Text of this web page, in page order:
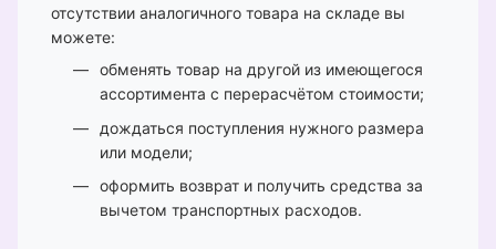
отсутствии аналогичного товара на складе вы
можете:
обменять товар на другой из имеющегося
ассортимента с перерасчётом стоимости;
дождаться поступления нужного размера
или модели;
оформить возврат и получить средства за
вычетом транспортных расходов.